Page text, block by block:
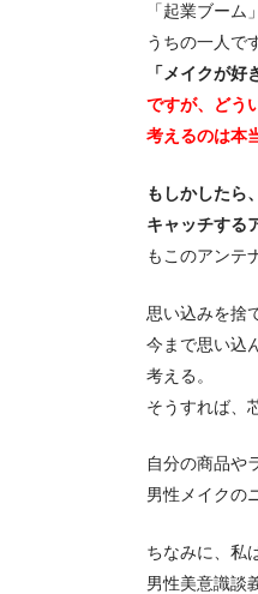
「起業ブー
うちの一人で
「メイクが
ですが、どう
考えるのは本
もしかしたら
キャッチする
もこのアンテ
思い込みを捨
今まで思い込
考える。
そうすれば、
自分の商品や
男性メイクの
ちなみに、私
男性美意識談